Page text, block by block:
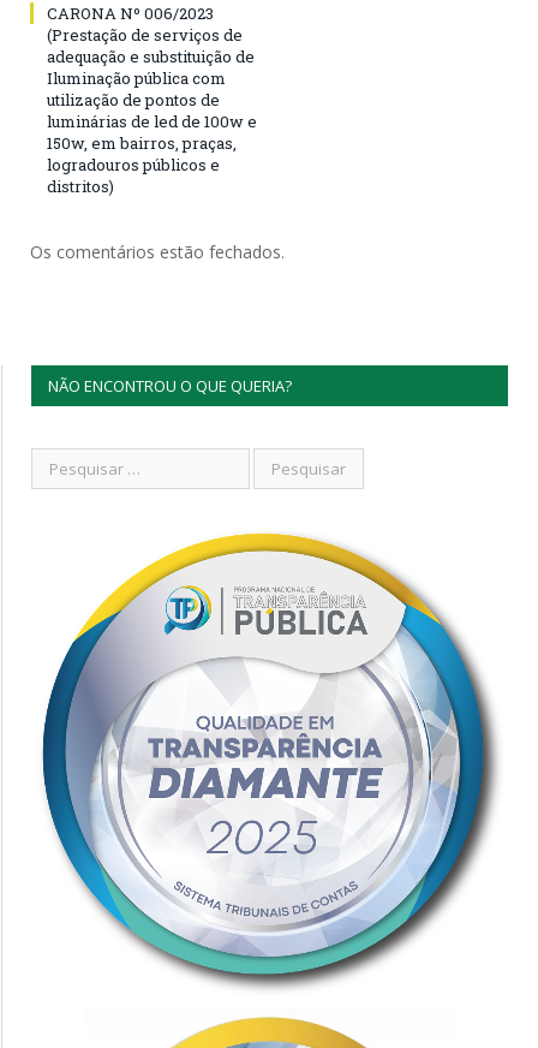
CARONA Nº 006/2023
(Prestação de serviços de
adequação e substituição de
Iluminação pública com
utilização de pontos de
luminárias de led de 100w e
150w, em bairros, praças,
logradouros públicos e
distritos)
Os comentários estão fechados.
NÃO ENCONTROU O QUE QUERIA?